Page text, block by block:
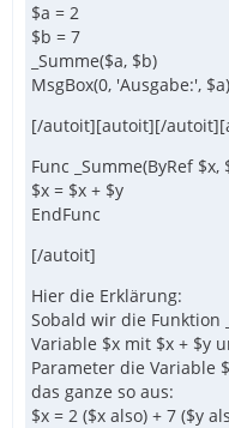
$a = 2
$b = 7
_Summe($a, $b)
MsgBox(0, 'Ausgabe:', $a)
[/autoit][autoit][/
Func _Summe(ByRef $x,
$x = $x + $y
EndFunc
[/autoit]
Hier die Erklärung:
Sobald wir die Funktion
Variable $x mit $x + $y
Parameter die Variable
das ganze so aus:
$x = 2 ($x also) + 7 ($y